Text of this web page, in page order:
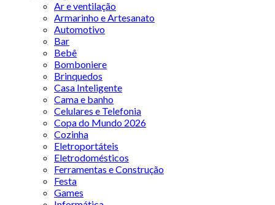
Ar e ventilação
Armarinho e Artesanato
Automotivo
Bar
Bebê
Bomboniere
Brinquedos
Casa Inteligente
Cama e banho
Celulares e Telefonia
Copa do Mundo 2026
Cozinha
Eletroportáteis
Eletrodomésticos
Ferramentas e Construção
Festa
Games